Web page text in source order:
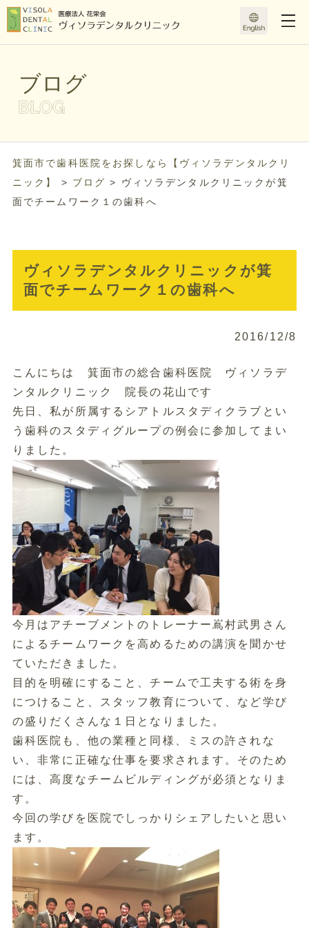
ブログ
箕面市で歯科医院をお探しなら【ヴィソラデンタルクリ
ニック】
> ブログ > ヴィソラデンタルクリニックが箕
面でチームワーク１の歯科へ
ヴィソラデンタルクリニックが箕
面でチームワーク１の歯科へ
2016/12/8
こんにちは 箕面市の総合歯科医院 ヴィソラデ
ンタルクリニック 院長の花山です
先日、私が所属するシアトルスタディクラブとい
う歯科のスタディグループの例会に参加してまい
りました。
今月はアチーブメントのトレーナー嶌村武男さん
によるチームワークを高めるための講演を聞かせ
ていただきました。
目的を明確にすること、チームで工夫する術を身
につけること、スタッフ教育について、など学び
の盛りだくさんな１日となりました。
歯科医院も、他の業種と同様、ミスの許されな
い、非常に正確な仕事を要求されます。そのため
には、高度なチームビルディングが必須となりま
す。
今回の学びを医院でしっかりシェアしたいと思い
ます。